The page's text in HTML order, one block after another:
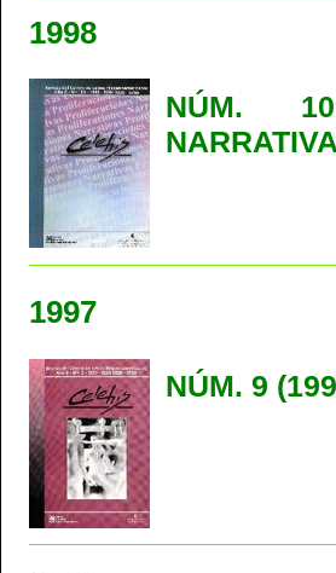
1998
NÚM. 10
1997
NÚM. 9